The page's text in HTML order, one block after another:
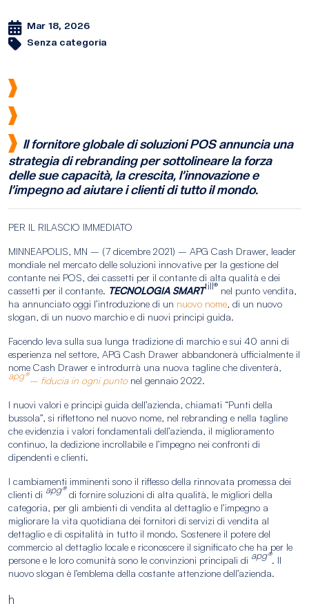
Mar 18, 2026
Senza categoria
Il fornitore globale di soluzioni POS annuncia una
strategia di rebranding per sottolineare la forza
delle sue capacità, la crescita, l’innovazione e
l’impegno ad aiutare i clienti di tutto il mondo.
PER IL RILASCIO IMMEDIATO
MINNEAPOLIS, MN – (7 dicembre 2021) – APG Cash Drawer, leader
mondiale nel mercato delle soluzioni innovative per la gestione del
contante nei POS, dei cassetti per il contante di alta qualità e dei
cassetti per il contante. TECNOLOGIA SMARTtill® nel punto vendita,
ha annunciato oggi l’introduzione di un nuovo nome, di un nuovo
slogan, di un nuovo marchio e di nuovi principi guida.
Facendo leva sulla sua lunga tradizione di marchio e sui 40 anni di
esperienza nel settore, APG Cash Drawer abbandonerà ufficialmente il
nome Cash Drawer e introdurrà una nuova tagline che diventerà,
apg®– fiducia in ogni punto nel gennaio 2022.
I nuovi valori e principi guida dell’azienda, chiamati “Punti della
bussola”, si riflettono nel nuovo nome, nel rebranding e nella tagline
che evidenzia i valori fondamentali dell’azienda, il miglioramento
continuo, la dedizione incrollabile e l’impegno nei confronti di
dipendenti e clienti.
I cambiamenti imminenti sono il riflesso della rinnovata promessa dei
clienti di apg® di fornire soluzioni di alta qualità, le migliori della
categoria, per gli ambienti di vendita al dettaglio e l’impegno a
migliorare la vita quotidiana dei fornitori di servizi di vendita al
dettaglio e di ospitalità in tutto il mondo. Sostenere il potere del
commercio al dettaglio locale e riconoscere il significato che ha per le
persone e le loro comunità sono le convinzioni principali di apg®. Il
nuovo slogan è l’emblema della costante attenzione dell’azienda.
h